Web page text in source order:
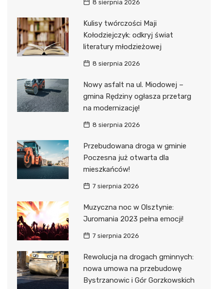
8 sierpnia 2026
Kulisy twórczości Maji
Kołodziejczyk: odkryj świat
literatury młodzieżowej
8 sierpnia 2026
Nowy asfalt na ul. Miodowej –
gmina Rędziny ogłasza przetarg
na modernizację!
8 sierpnia 2026
Przebudowana droga w gminie
Poczesna już otwarta dla
mieszkańców!
7 sierpnia 2026
Muzyczna noc w Olsztynie:
Juromania 2023 pełna emocji!
7 sierpnia 2026
Rewolucja na drogach gminnych:
nowa umowa na przebudowę
Bystrzanowic i Gór Gorzkowskich